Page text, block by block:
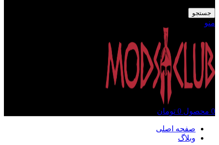
جستجو
منو
0 محصول 0 تومان
صفحه اصلی
وبلاگ